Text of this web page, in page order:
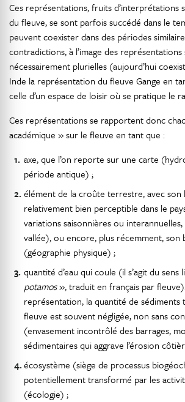
Ces représentations, fruits d’interprétations
du fleuve, se sont parfois succédé dans le
peuvent coexister dans des périodes
contradictions, à l’image des représentations
nécessairement plurielles (aujourd’hui
Inde la représentation du fleuve Gange en
celle d’un espace de loisir où se pratique le
Ces représentations se rapportent donc
académique » sur le fleuve en tant que :
axe, que l’on reporte sur une carte
période antique) ;
élément de la croûte terrestre, avec son
relativement bien perceptible dans le
variations saisonnières ou
vallée), ou encore, plus récemment, son
(géographie physique) ;
quantité d’eau qui coule (il s’agit du
potamos», traduit en français par
représentation, la quantité de sédiments
fleuve est souvent négligée, non sans
(envasement incontrôlé des barrages,
sédimentaires qui aggrave l’érosion
écosystème (siège de processus
potentiellement transformé par les
(écologie) ;